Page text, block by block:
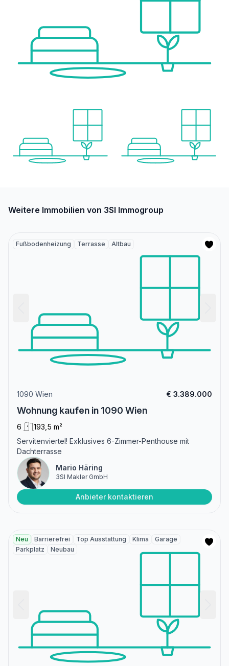
Weitere Immobilien von 3SI Immogroup
Fußbodenheizung Terrasse Altbau
1090 Wien € 3.389.000
Wohnung kaufen in 1090 Wien
6
193,5 m²
Servitenviertel! Exklusives 6-Zimmer-Penthouse mit
Dachterrasse
Mario Häring
3SI Makler GmbH
Anbieter kontaktieren
Neu Barrierefrei Top Ausstattung Klima
Garage
Parkplatz
Neubau